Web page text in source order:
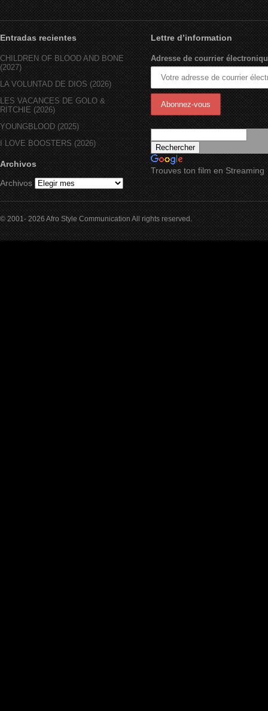
Entradas recientes
CHILDREN OF BLOOD AND BONE
(2027)
LA VOLUNTAD DE DIOS (2026)
LES VACANCES DE GOLO &
RITCHIE (2026)
YOUNGBLOOD (2025)
I LOVE BOOSTERS (2026)
Archivos
Archivos
Lettre d’information
Adresse de courrier
Trouves ton film en Streaming
© 2001- 2026 Afro Style Communication All rights reserved.